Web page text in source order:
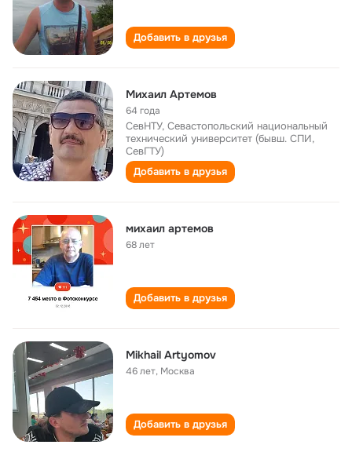
Добавить в друзья
Михаил Артемов
64 года
СевНТУ, Севастопольский национальный
технический университет (бывш. СПИ,
СевГТУ)
Добавить в друзья
михаил артемов
68 лет
Добавить в друзья
Mikhail Artyomov
46 лет, Москва
Добавить в друзья